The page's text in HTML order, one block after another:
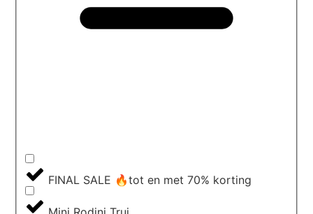
FINAL SALE 🔥tot en met 70% korting